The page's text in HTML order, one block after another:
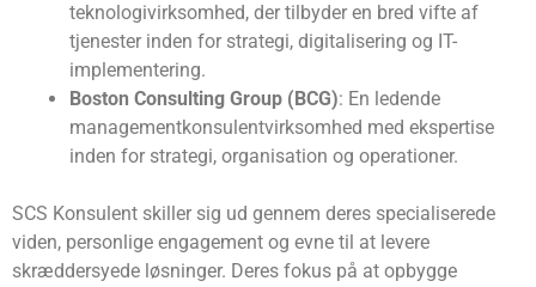
teknologivirksomhed, der tilbyder en bred vifte af
tjenester inden for strategi, digitalisering og IT-
implementering.
Boston Consulting Group (BCG): En ledende
managementkonsulentvirksomhed med ekspertise
inden for strategi, organisation og operationer.
SCS Konsulent skiller sig ud gennem deres specialiserede
viden, personlige engagement og evne til at levere
skræddersyede løsninger. Deres fokus på at opbygge